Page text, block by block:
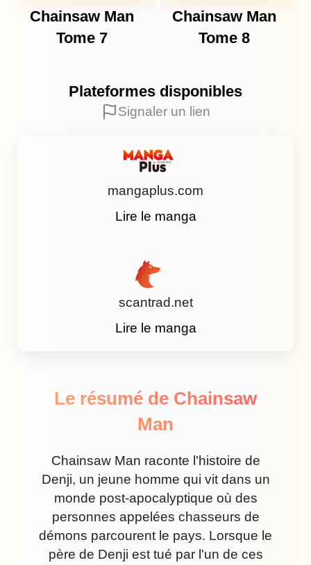
Chainsaw Man
Tome 7
Chainsaw Man
Tome 8
Plateformes disponibles
Signaler un lien
mangaplus.com
Lire le manga
scantrad.net
Lire le manga
Le résumé de Chainsaw
Man
Chainsaw Man raconte l'histoire de
Denji, un jeune homme qui vit dans un
monde post-apocalyptique où des
personnes appelées chasseurs de
démons parcourent le pays. Lorsque le
père de Denji est tué par l'un de ces